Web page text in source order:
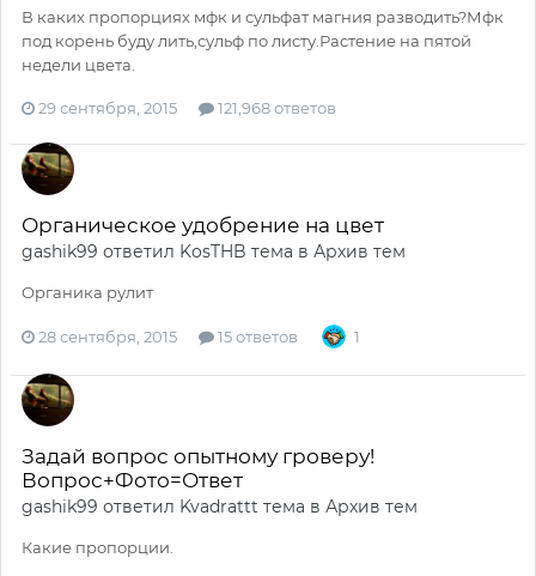
В каких пропорциях мфк и сульфат магния разводить?Мфк
под корень буду лить,сульф по листу.Растение на пятой
недели цвета.
29 сентября, 2015 121,968 ответов
Органическое удобрение на цвет
gashik99 ответил KosTHB тема в Архив тем
Органика рулит
28 сентября, 2015 15 ответов 1
Задай вопрос опытному гроверу!
Вопрос+Фото=Ответ
gashik99 ответил Kvadrattt тема в Архив тем
Какие пропорции.